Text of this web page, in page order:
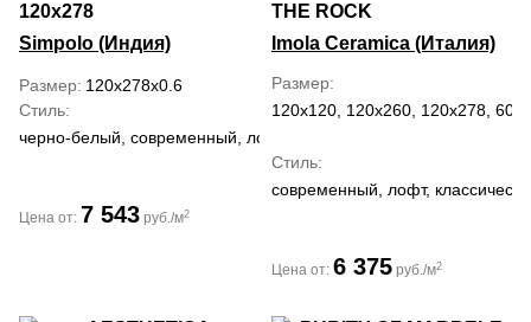
120x278
Simpolo (Индия)
Размер 120x278x0.6
Стиль
черно-белый, современный, лофт, классический
Цена от: 7 543 руб./м2
THE ROCK
Imola Ceramica (Италия)
Размер
120x120, 120x260, 120x278,
Стиль
современный, лофт,
Цена от: 6 375 руб./м2